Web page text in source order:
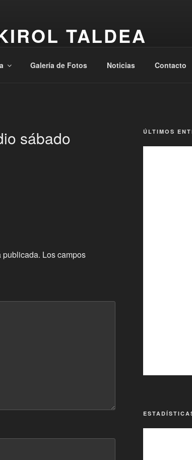
TALDEA
Galería de Fotos Noticias Contacto
sábado
publicada. Los campos
ÚLTIMOS